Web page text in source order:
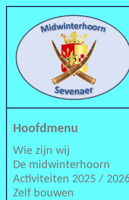
Hoofdmenu
Wie zijn wij
De midwinterhoorn
Activiteiten 2025 /
Zelf bouwen